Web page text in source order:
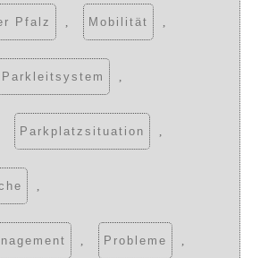
Pfalz Mobilität
Parkleitsystem
Parkplatzsituation
Probleme